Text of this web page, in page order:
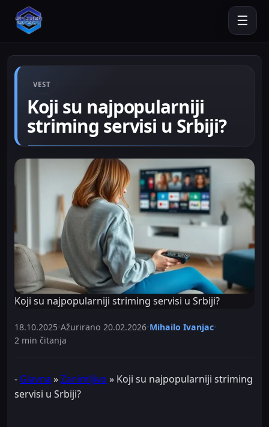
☰
VEST
Koji su najpopularniji
striming servisi u Srbiji?
Koji su najpopularniji striming servisi u Srbiji?
18.10.2025 Ažurirano 20.02.2026 Mihailo Ivanjac
2 min čitanja
- Glavna »Zanimljivo » Koji su najpopularniji striming
servisi u Srbiji?